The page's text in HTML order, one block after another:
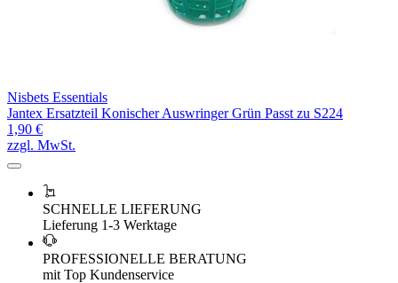
Nisbets Essentials
Jantex Ersatzteil Konischer Auswringer Grün Passt zu S224
1,90 €
zzgl. MwSt.
SCHNELLE LIEFERUNG
Lieferung 1-3 Werktage
PROFESSIONELLE BERATUNG
mit Top Kundenservice